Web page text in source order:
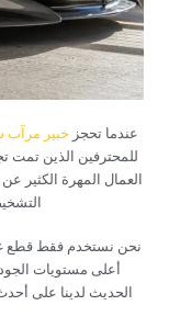
‏عندما تحجز‏ خبير مرآب
للمحترفين الذين تمت
العمال المهرة الكثير
‏نحن نستخدم فقط قطع
أعلى مستويات
الحديث لدينا على